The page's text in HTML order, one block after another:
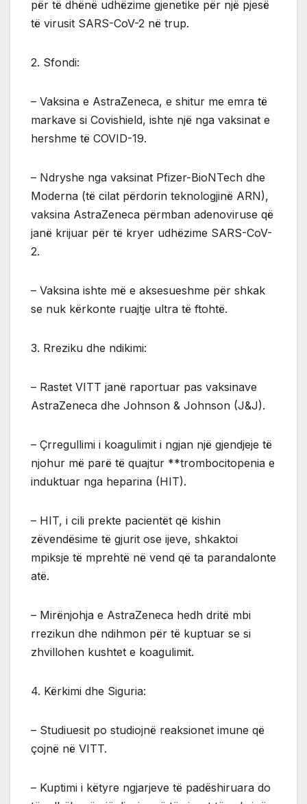
për të dhënë udhëzime gjenetike për një pjesë
të virusit SARS-CoV-2 në trup.
2. Sfondi:
– Vaksina e AstraZeneca, e shitur me emra të
markave si Covishield, ishte një nga vaksinat e
hershme të COVID-19.
– Ndryshe nga vaksinat Pfizer-BioNTech dhe
Moderna (të cilat përdorin teknologjinë ARN),
vaksina AstraZeneca përmban adenoviruse që
janë krijuar për të kryer udhëzime SARS-CoV-
2.
– Vaksina ishte më e aksesueshme për shkak
se nuk kërkonte ruajtje ultra të ftohtë.
3. Rreziku dhe ndikimi:
– Rastet VITT janë raportuar pas vaksinave
AstraZeneca dhe Johnson & Johnson (J&J).
– Çrregullimi i koagulimit i ngjan një gjendjeje të
njohur më parë të quajtur **trombocitopenia e
induktuar nga heparina (HIT).
– HIT, i cili prekte pacientët që kishin
zëvendësime të gjurit ose ijeve, shkaktoi
mpiksje të mprehtë në vend që ta parandalonte
atë.
– Mirënjohja e AstraZeneca hedh dritë mbi
rrezikun dhe ndihmon për të kuptuar se si
zhvillohen kushtet e koagulimit.
4. Kërkimi dhe Siguria:
– Studiuesit po studiojnë reaksionet imune që
çojnë në VITT.
– Kuptimi i këtyre ngjarjeve të padëshiruara do